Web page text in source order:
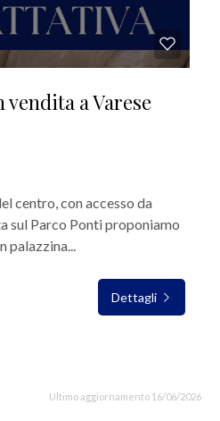
a Varese
centro, con accesso da
sul Parco Ponti proponiamo
palazzina...
Dettagli
Ultimo aggiornamento 16/06/2026